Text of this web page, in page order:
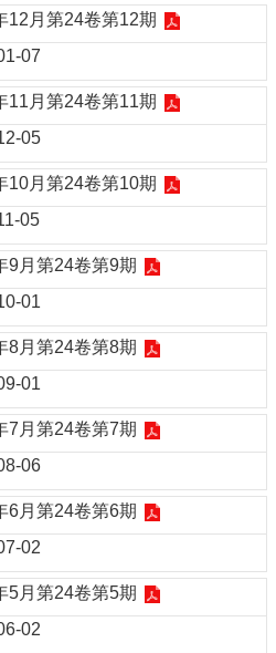
12月第24卷第12期
07
11月第24卷第11期
05
10月第24卷第10期
05
9月第24卷第9期
01
8月第24卷第8期
01
7月第24卷第7期
06
6月第24卷第6期
02
5月第24卷第5期
02